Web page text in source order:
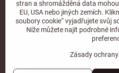
*Nevztahuje se na paletovou
stran a shromážděná data
EU, USA nebo jiných zemích.
soubory cookie“ vyjadřujete svůj
Níže můžete najít podrobné
Zásady